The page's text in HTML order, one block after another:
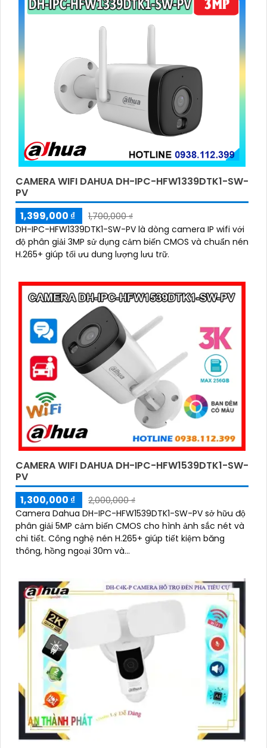
CAMERA WIFI DAHUA DH-IPC-HFW1339DTK1-SW-
PV
1,399,000 ₫
1,700,000 ₫
DH-IPC-HFW1339DTK1-SW-PV là dòng camera IP wifi với
độ phân giải 3MP sử dụng cảm biến CMOS và chuẩn nén
H.265+ giúp tối ưu dung lượng lưu trữ.
CAMERA WIFI DAHUA DH-IPC-HFW1539DTK1-SW-
PV
1,300,000 ₫
2,000,000 ₫
Camera Dahua DH-IPC-HFW1539DTK1-SW-PV sở hữu độ
phân giải 5MP cảm biến CMOS cho hình ảnh sắc nét và
chi tiết. Công nghệ nén H.265+ giúp tiết kiệm băng
thông, hồng ngoại 30m và...